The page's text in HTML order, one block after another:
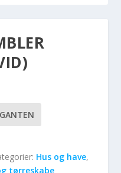
Hus og have,
tørreskabe